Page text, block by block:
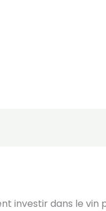
investir dans le vin